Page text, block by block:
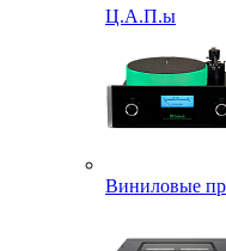
Ц.А.П.ы
Виниловые